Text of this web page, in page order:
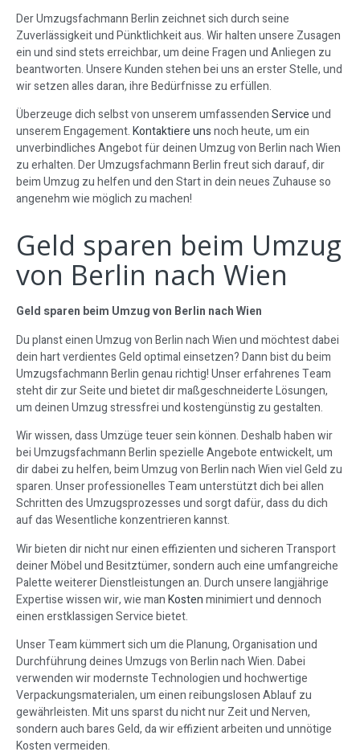
Der Umzugsfachmann Berlin zeichnet sich durch seine
Zuverlässigkeit und Pünktlichkeit aus. Wir halten unsere Zusagen
ein und sind stets erreichbar, um deine Fragen und Anliegen zu
beantworten. Unsere Kunden stehen bei uns an erster Stelle, und
wir setzen alles daran, ihre Bedürfnisse zu erfüllen.
Überzeuge dich selbst von unserem umfassendenServiceund
unserem Engagement.Kontaktiere unsnoch heute, um ein
unverbindliches Angebot für deinen Umzug von Berlin nach Wien
zu erhalten. Der Umzugsfachmann Berlin freut sich darauf, dir
beim Umzug zu helfen und den Start in dein neues Zuhause so
angenehm wie möglich zu machen!
Geld sparen beim Umzug
von Berlin nach Wien
Geld sparen beim Umzug von Berlin nach Wien
Du planst einen Umzug von Berlin nach Wien und möchtest dabei
dein hart verdientes Geld optimal einsetzen? Dann bist du beim
Umzugsfachmann Berlin genau richtig! Unser erfahrenes Team
steht dir zur Seite und bietet dir maßgeschneiderte Lösungen,
um deinen Umzug stressfrei und kostengünstig zu gestalten.
Wir wissen, dass Umzüge teuer sein können. Deshalb haben wir
bei Umzugsfachmann Berlin spezielle Angebote entwickelt, um
dir dabei zu helfen, beim Umzug von Berlin nach Wien viel Geld zu
sparen. Unser professionelles Team unterstützt dich bei allen
Schritten des Umzugsprozesses und sorgt dafür, dass du dich
auf das Wesentliche konzentrieren kannst.
Wir bieten dir nicht nur einen effizienten und sicheren Transport
deiner Möbel und Besitztümer, sondern auch eine umfangreiche
Palette weiterer Dienstleistungen an. Durch unsere langjährige
Expertise wissen wir, wie manKostenminimiert und dennoch
einen erstklassigen Service bietet.
Unser Team kümmert sich um die Planung, Organisation und
Durchführung deines Umzugs von Berlin nach Wien. Dabei
verwenden wir modernste Technologien und hochwertige
Verpackungsmaterialen, um einen reibungslosen Ablauf zu
gewährleisten. Mit uns sparst du nicht nur Zeit und Nerven,
sondern auch bares Geld, da wir effizient arbeiten und unnötige
Kosten vermeiden.